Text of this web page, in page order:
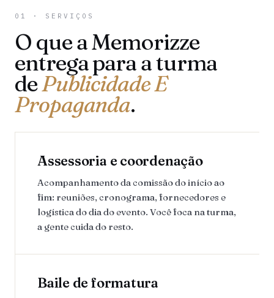
01 · SERVIÇOS
O que a Memorizze
entrega para a turma
dePublicidade E
Propaganda.
Assessoria e coordenação
Acompanhamento da comissão do início ao
fim: reuniões, cronograma, fornecedores e
logística do dia do evento. Você foca na turma,
a gente cuida do resto.
Baile de formatura